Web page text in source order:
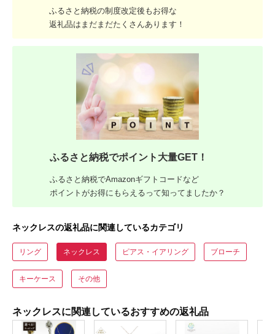
ふるさと納税の制度改定後もお得な
返礼品はまだまだたくさんあります！
ふるさと納税でポイント大量GET！
ふるさと納税でAmazonギフトコードなど
ポイントがお得にもらえるって知ってましたか？
ネックレスの返礼品に関連しているカテゴリ
リング ネックレス ピアス・イアリング ブローチ
キーケース その他
ネックレスに関連しているおすすめの返礼品